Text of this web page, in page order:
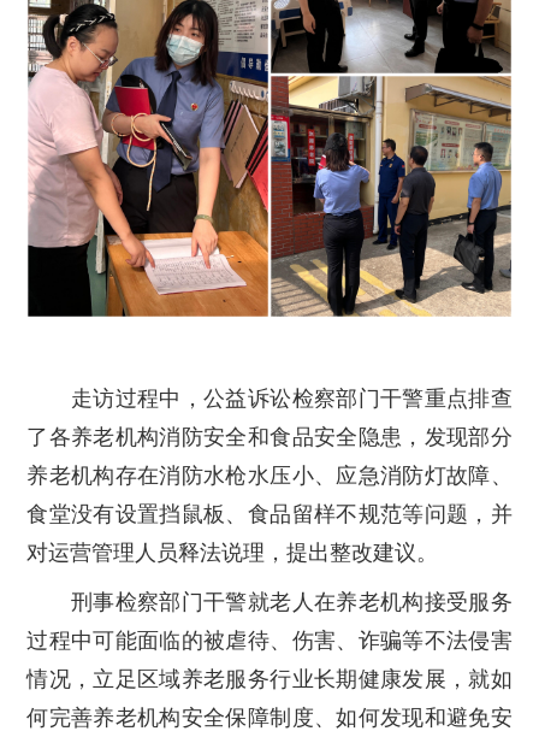
走访过程中，公益诉讼检察部门干警重点排查
了各养老机构消防安全和食品安全隐患， 发现部分
养老机构存在消防水枪水压小、应急消防灯故障、
食堂没有设置挡鼠板、食品留样不规范等问题 ， 并
对运营管理人员释法说理，提出整改建议。
刑事检察部门干警就老人在养老机构接受服务
过程中可能面临的被虐待、 伤害、 诈骗等不法侵害
情况，立足区域养老服务行业长期健康发展，就如
何完善养老机构安全保障制度、如何发现和避免安